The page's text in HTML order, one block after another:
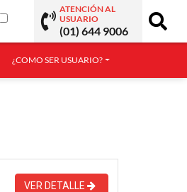
ATENCIÓN AL
USUARIO
(01) 644 9006
¿COMO SER USUARIO?
VER DETALLE